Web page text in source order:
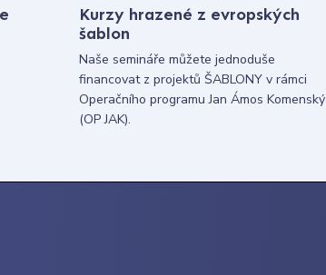
Kurzy hrazené z evropských
šablon
Naše semináře můžete jednoduše
financovat z projektů ŠABLONY v rámci
Operačního programu Jan Ámos Komenský
(OP JAK).